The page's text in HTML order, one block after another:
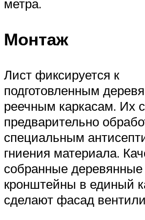
метра.
Монтаж
Лист фиксируется к
подготовленным
реечным каркасам. Их
предварительно
специальным
гниения материала.
собранные
кронштейны в единый
сделают фасад